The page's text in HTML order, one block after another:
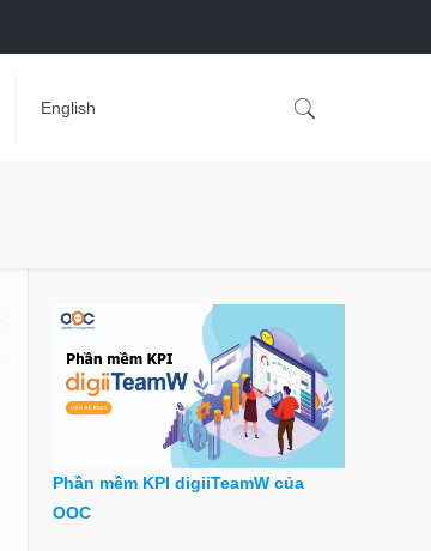
English
Phần mềm KPI digiiTeamW của
OOC